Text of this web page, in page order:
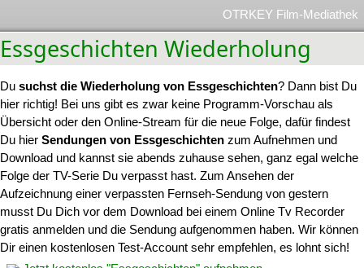
OTRKEY Film-Mediathek
Essgeschichten Wiederholung
Du suchst die Wiederholung von Essgeschichten? Dann bist Du
hier richtig! Bei uns gibt es zwar keine Programm-Vorschau als
Übersicht oder den Online-Stream für die neue Folge, dafür findest
Du hier Sendungen von Essgeschichten zum Aufnehmen und
Download und kannst sie abends zuhause sehen, ganz egal welche
Folge der TV-Serie Du verpasst hast. Zum Ansehen der
Aufzeichnung einer verpassten Fernseh-Sendung von gestern
musst Du Dich vor dem Download bei einem Online Tv Recorder
gratis anmelden und die Sendung aufgenommen haben. Wir können
Dir einen kostenlosen Test-Account sehr empfehlen, es lohnt sich!